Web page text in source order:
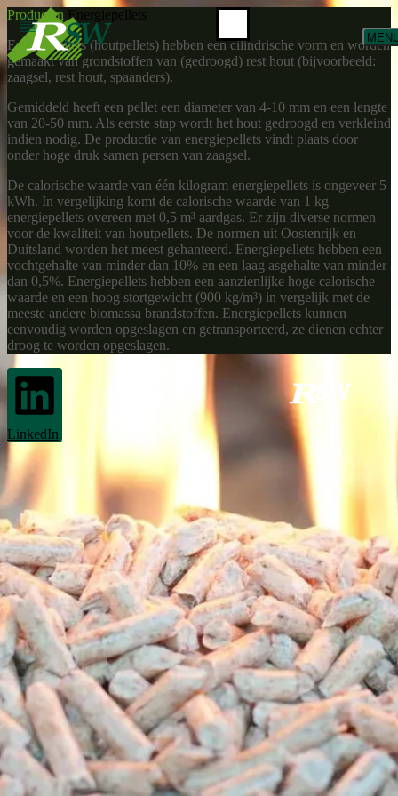
Producten Energiepellets
Energiepellets (houtpellets) hebben een cilindrische vorm en worden
gemaakt van grondstoffen van (gedroogd) rest hout (bijvoorbeeld:
zaagsel, rest hout, spaanders).
Gemiddeld heeft een pellet een diameter van 4-10 mm en een lengte
van 20-50 mm. Als eerste stap wordt het hout gedroogd en verkleind
indien nodig. De productie van energiepellets vindt plaats door
onder hoge druk samen persen van zaagsel.
De calorische waarde van één kilogram energiepellets is ongeveer 5
kWh. In vergelijking komt de calorische waarde van 1 kg
energiepellets overeen met 0,5 m³ aardgas. Er zijn diverse normen
voor de kwaliteit van houtpellets. De normen uit Oostenrijk en
Duitsland worden het meest gehanteerd. Energiepellets hebben een
vochtgehalte van minder dan 10% en een laag asgehalte van minder
dan 0,5%. Energiepellets hebben een aanzienlijke hoge calorische
waarde en een hoog stortgewicht (900 kg/m³) in vergelijk met de
meeste andere biomassa brandstoffen. Energiepellets kunnen
eenvoudig worden opgeslagen en getransporteerd, ze dienen echter
droog te worden opgeslagen.
LinkedIn